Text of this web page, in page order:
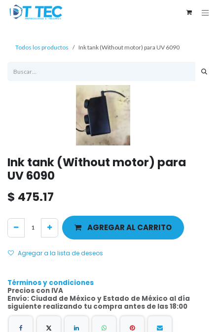
Ir al contenido
Todos los productos Ink tank (Without motor) para UV 6090
Ink tank (Without motor) para
UV 6090
$ 475.17
AGREGAR AL CARRITO
Agregar a la lista de deseos
Términos y condiciones
Precios con IVA
Envío: Ciudad de México y Estado de México al día
siguiente realizando tu compra antes de las 18:00